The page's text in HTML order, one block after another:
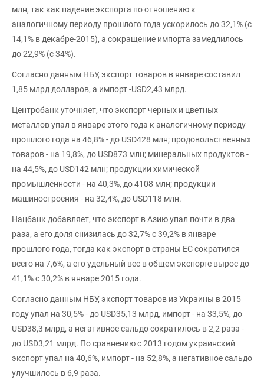
млн, так как падение экспорта по отношению к
аналогичному периоду прошлого года ускорилось до 32,1% (с
14,1% в декабре-2015), а сокращение импорта замедлилось
до 22,9% (с 34%).
Согласно данным НБУ, экспорт товаров в январе составил
1,85 млрд долларов, а импорт -USD2,43 млрд.
Центробанк уточняет, что экспорт черных и цветных
металлов упал в январе этого года к аналогичному периоду
прошлого года на 46,8% - до USD428 млн; продовольственных
товаров - на 19,8%, до USD873 млн; минеральных продуктов -
на 44,5%, до USD142 млн; продукции химической
промышленности - на 40,3%, до 4108 млн; продукции
машиностроения - на 32,4%, до USD118 млн.
Нацбанк добавляет, что экспорт в Азию упал почти в два
раза, а его доля снизилась до 32,7% с 39,2% в январе
прошлого года, тогда как экспорт в страны ЕС сократился
всего на 7,6%, а его удельный вес в общем экспорте вырос до
41,1% с 30,2% в январе 2015 года.
Cогласно данным НБУ, экспорт товаров из Украины в 2015
году упал на 30,5% - до USD35,13 млрд, импорт - на 33,5%, до
USD38,3 млрд, а негативное сальдо сократилось в 2,2 раза -
до USD3,21 млрд. По сравнению с 2013 годом украинский
экспорт упал на 40,6%, импорт - на 52,8%, а негативное сальдо
улучшилось в 6,9 раза.